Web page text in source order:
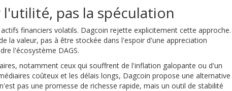
pas la spéculation
financiers volatils. Dagcoin rejette explicitement cette approche.
la valeur, pas à être stockée dans l'espoir d'une appreciation
l'écosystème DAGS.
notamment ceux qui souffrent de l'inflation galopante ou d'un
coûteux et les délais longs, Dagcoin propose une alternative
pas une promesse de richesse rapide, mais un outil de stabilité